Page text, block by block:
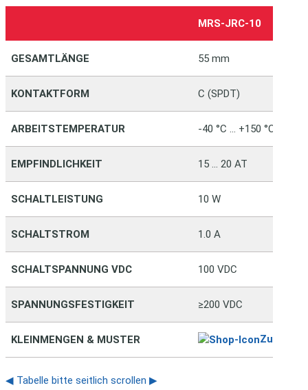
MRS-JRC-10
GESAMTLÄNGE 55 mm
KONTAKTFORM C (SPDT)
ARBEITSTEMPERATUR -40 °C … +150 °C
EMPFINDLICHKEIT 15 … 20 AT
SCHALTLEISTUNG 10 W
SCHALTSTROM 1.0 A
SCHALTSPANNUNG VDC 100 VDC
SPANNUNGSFESTIGKEIT ≥200 VDC
KLEINMENGEN & MUSTER Zum
◀ Tabelle bitte seitlich scrollen ▶